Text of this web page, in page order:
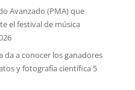
Avanzado (PMA) que
el festival de música
da a conocer los ganadores
y fotografía científica 5